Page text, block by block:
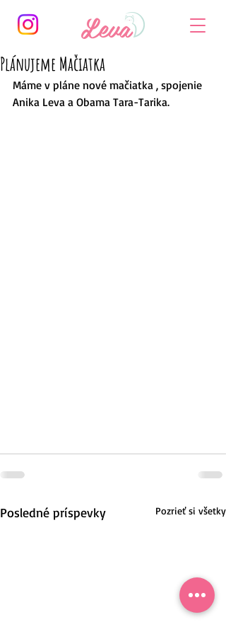
Plánujeme Mačiatka
Máme v pláne nové mačiatka , spojenie
Anika Leva a Obama Tara-Tarika.
Posledné príspevky Pozrieť si všetky